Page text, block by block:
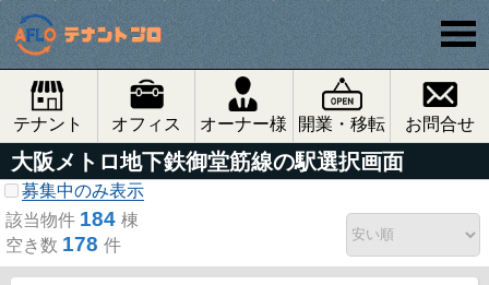
テナント オフィス オーナー様 開業・移転 お問合せ
大阪メトロ地下鉄御堂筋線の駅選択画面
募集中のみ表示
該当物件 184 棟
空き数 178 件